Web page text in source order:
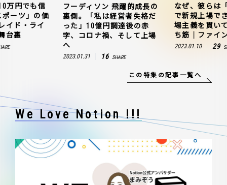
万円でも信
ーツ」の価
イド・ライ
台裏
フーディソン 飛躍的成長の
裏側。「私は経営者失格だ
った」10億円調達後の赤
字、コロナ禍、そして上場
へ
2023.01.31 16 SHARE
なぜ、彼らは
で新規上場で
場主義を貫い
ち筋｜ファイ
2023.01.10 29
この特集の記事一覧へ
We Love Notion !!!